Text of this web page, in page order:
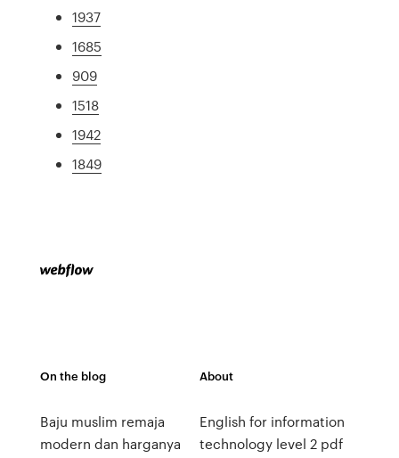
1937
1685
909
1518
1942
1849
On the blog
Baju muslim remaja
modern dan harganya
About
English for information
technology level 2 pdf